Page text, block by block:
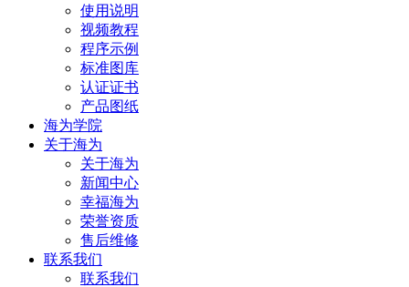
使用说明
视频教程
程序示例
标准图库
认证证书
产品图纸
海为学院
关于海为
关于海为
新闻中心
幸福海为
荣誉资质
售后维修
联系我们
联系我们